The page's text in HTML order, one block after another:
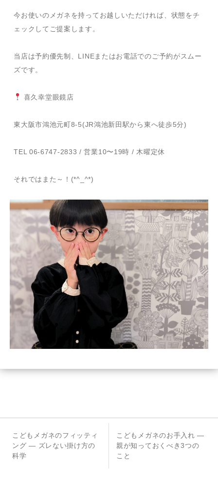
今お使いのメガネを持ってお越しいただければ、状態をチ
ェックしてご提案します。
当店は予約優先制、LINEまたはお電話でのご予約がスムー
ズです。
喜久幸堂眼鏡店
東大阪市鴻池元町8-5(JR鴻池新田駅から東へ徒歩5分)
TEL 06-6747-2833 / 営業10〜19時 / 木曜定休
それではまた～！(*^_^*)
前
の
投
こどもメガネのフィッティ
ング — ズレない掛け方の
科学
次
の
投
こどもメガネのお手入れ —
親が知っておくべき3つの
こと